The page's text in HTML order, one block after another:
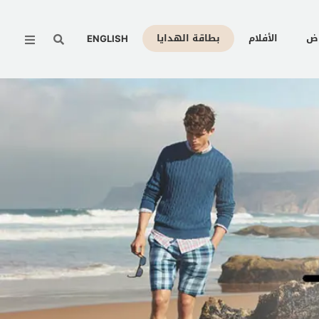
الأفلام بطاقة الهدايا ENGLISH
Menu